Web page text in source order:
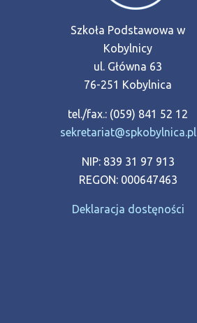
Szkoła Podstawowa w
Kobylnicy
ul. Główna 63
76-251 Kobylnica
tel./fax.: (059) 841 52 12
sekretariat@spkobylnica.pl
NIP: 839 31 97 913
REGON: 000647463
Deklaracja dostęności